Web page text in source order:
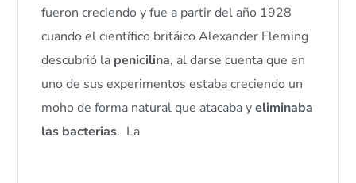
fueron creciendo y fue a partir del año 1928
cuando el científico britáico Alexander Fleming
descubrió la penicilina, al darse cuenta que en
uno de sus experimentos estaba creciendo un
moho de forma natural que atacaba yeliminaba
las bacterias. La